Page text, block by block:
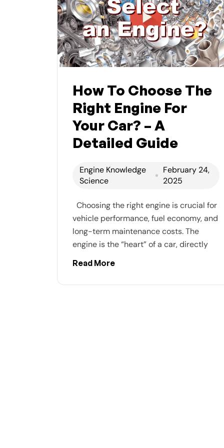
How To Choose The
Right Engine For
Your Car? – A
Detailed Guide
Engine Knowledge
Science
February 24,
2025
Choosing the right engine is crucial for
vehicle performance, fuel economy, and
long-term maintenance costs. The
engine is the “heart” of a car, directly
Read More